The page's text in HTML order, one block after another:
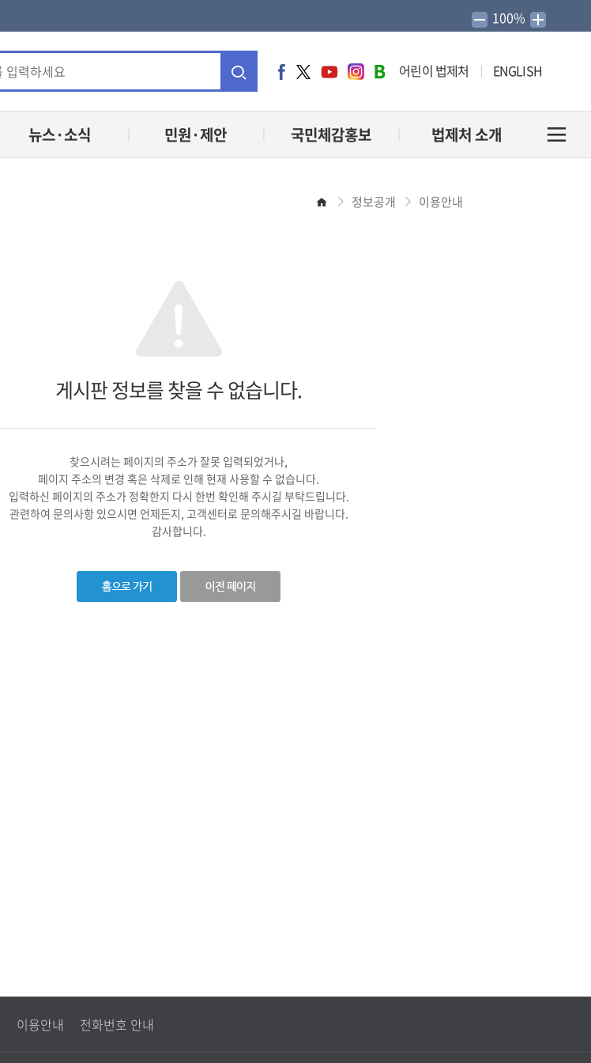
100%
통
페
스
북
트
터
유
브
타
그
버
어린이 법제처 ENGLISH
뉴스·소식 민원·제안 국민체감홍보 법제처 소개
홈 정보공개 이용안내
게시판 정보를 찾을 수 없습니다.
찾으시려는 페이지의 주소가 잘못 입력되었거나,
페이지 주소의 변경 혹은 삭제로 인해 현재 사용할 수 없습니다.
입력하신 페이지의 주소가 정확한지 다시 한번 확인해 주시길 부탁드립니다.
관련하여 문의사항 있으시면 언제든지, 고객센터로 문의해주시길 바랍니다.
감사합니다.
이용안내 전화번호 안내